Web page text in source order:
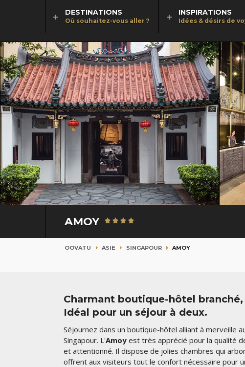
DESTINATIONS
Où souhaitez-vous aller ?
INSPIRATIONS
Idées & désirs de
AMOY
OOVATU ASIE SINGAPOUR AMOY
Charmant boutique-hôtel
Idéal pour un séjour à deux.
Séjournez dans un boutique-hôtel alliant à merveille
Singapour. L'Amoy est très apprécié pour la qualité
et attentionné. Il dispose de jolies chambres qui
offrent aux visiteurs tout le confort nécessaire pour